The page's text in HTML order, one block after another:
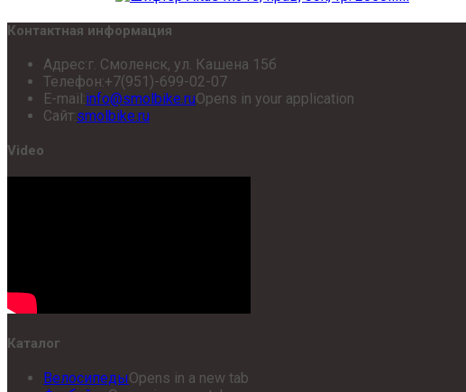
Контактная информация
Адрес:г. Смоленск, ул. Кашена 15б
Телефон:+7(951)-699-02-07
E-mail:info@smolbike.ruOpens in your application
Сайт:smolbike.ru
Video
Каталог
ВелосипедыOpens in a new tab